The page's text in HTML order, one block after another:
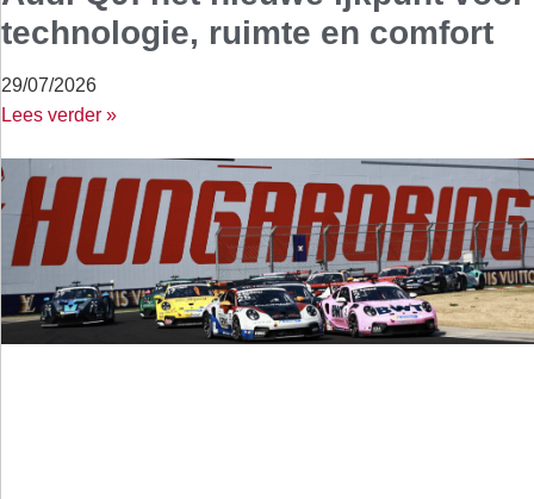
technologie, ruimte en comfort
29/07/2026
Lees verder »